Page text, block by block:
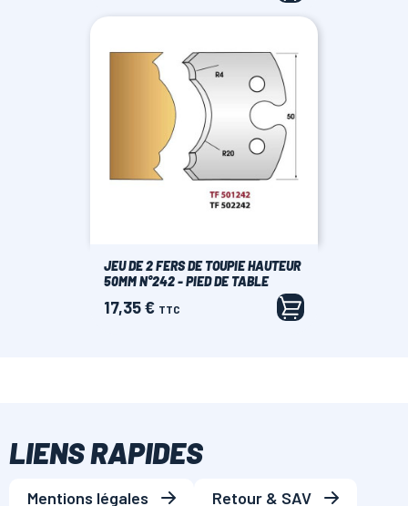
JEU DE 2 FERS DE TOUPIE HAUTEUR
50MM N°242 - PIED DE TABLE
Prix
17,35 € TTC
LIENS RAPIDES
Mentions légales
Retour & SAV